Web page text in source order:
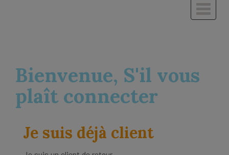
Bienvenue, S'il vous
plaît connecter
Je suis déjà client